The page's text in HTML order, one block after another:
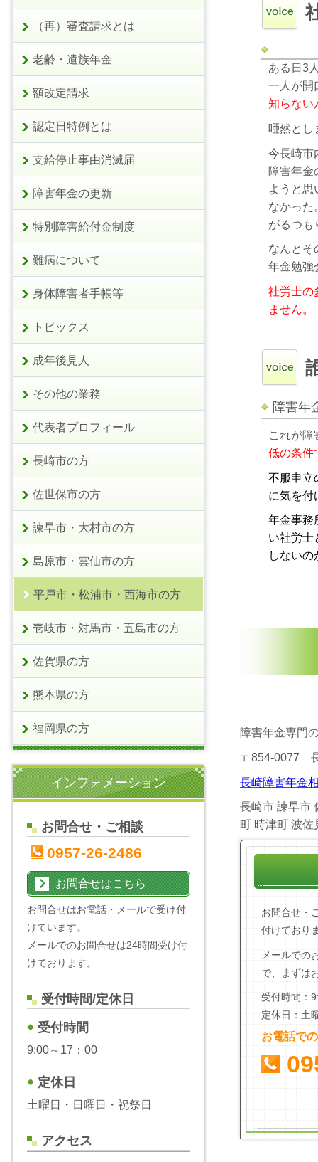
ある日3
一人が開
知らない
唖然とし
今長崎市
障害年金
ようと思
なかった
がるつも
なんとそ
年金勉強
社労士の
ません。
障害年
これが障
低の条件
不服申立
に気を付
年金事務
い社労士
しないの
障害年金専門
〒854-0077
長崎障害年金
長崎市 諫早市
町 時津町 波
お問合せ・
付けており
メールでの
で、まずは
受付時間：
定休日：土
お電話で
（再）審査請求とは
老齢・遺族年金
額改定請求
認定日特例とは
支給停止事由消滅届
障害年金の更新
特別障害給付金制度
難病について
身体障害者手帳等
トピックス
成年後見人
その他の業務
代表者プロフィール
長崎市の方
佐世保市の方
諫早市・大村市の方
島原市・雲仙市の方
平戸市・松浦市・西海市の方
壱岐市・対馬市・五島市の方
佐賀県の方
熊本県の方
福岡県の方
インフォメーション
お問合せ・ご相談
0957-26-2486
お問合せはこちら
お問合せはお電話・メールで受け付
けています。
メールでのお問合せは24時間受け付
けております。
受付時間/定休日
受付時間
9:00～17：00
定休日
土曜日・日曜日・祝祭日
アクセス